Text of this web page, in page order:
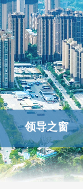
领导之窗